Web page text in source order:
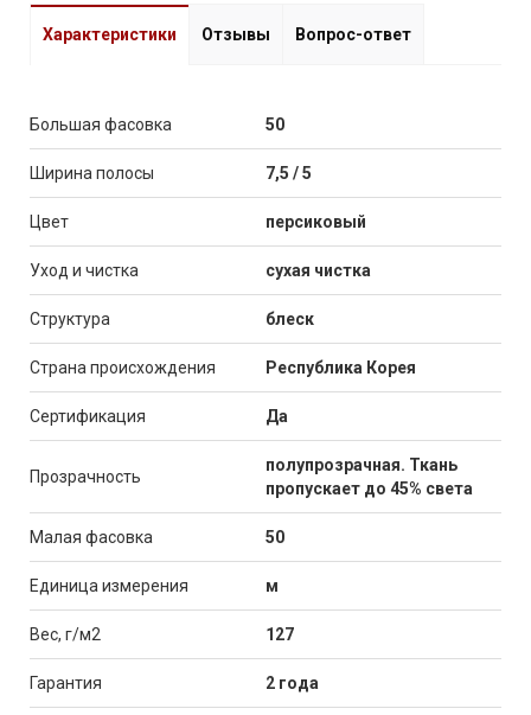
Характеристики Отзывы Вопрос-ответ
Большая фасовка 50
Ширина полосы 7,5 / 5
Цвет персиковый
Уход и чистка сухая чистка
Структура блеск
Страна происхождения Республика Корея
Сертификация Да
Прозрачность
полупрозрачная. Ткань
пропускает до 45% света
Малая фасовка 50
Единица измерения м
Вес, г/м2 127
Гарантия 2 года